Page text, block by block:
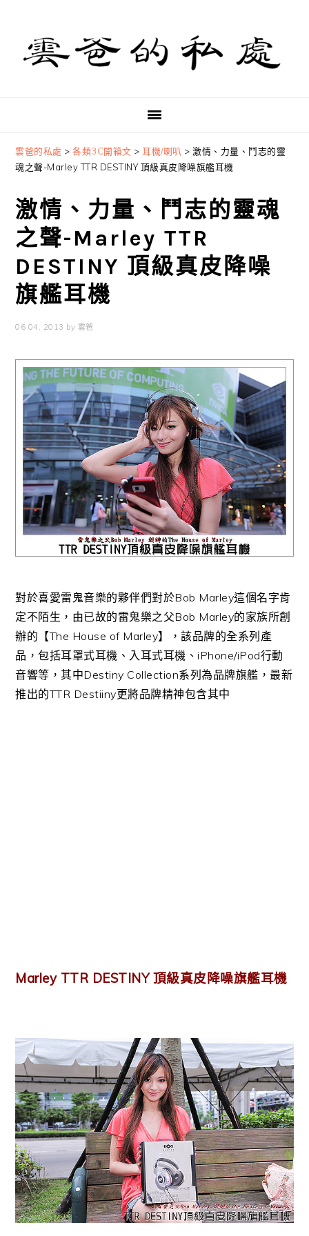
primary
navigation
content
primary
sidebar
雲爸的私處 >各類3C開箱文 > 耳機/喇叭 >激情、力量、鬥志的靈
魂之聲-Marley TTR DESTINY 頂級真皮降噪旗艦耳機
激情、力量、鬥志的靈魂
之聲-Marley TTR
DESTINY 頂級真皮降噪
旗艦耳機
06 04, 2013 by 雲爸
對於喜愛雷鬼音樂的夥伴們對於Bob Marley這個名字肯
定不陌生，由已故的雷鬼樂之父Bob Marley的家族所創
辦的【The House of Marley】，該品牌的全系列產
品，包括耳罩式耳機、入耳式耳機、iPhone/iPod行動
音響等，其中Destiny Collection系列為品牌旗艦，最新
推出的TTR Destiiny更將品牌精神包含其中
Marley TTR DESTINY 頂級真皮降噪旗艦耳機